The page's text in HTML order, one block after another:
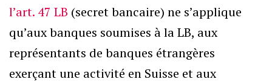
l’art. 47 LB (secret bancaire) ne s’applique
qu’aux banques soumises à la LB, aux
représentants de banques étrangères
exerçant une activité en Suisse et aux